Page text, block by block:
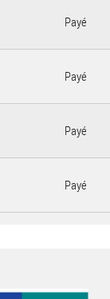
Payé
Payé
Payé
Payé